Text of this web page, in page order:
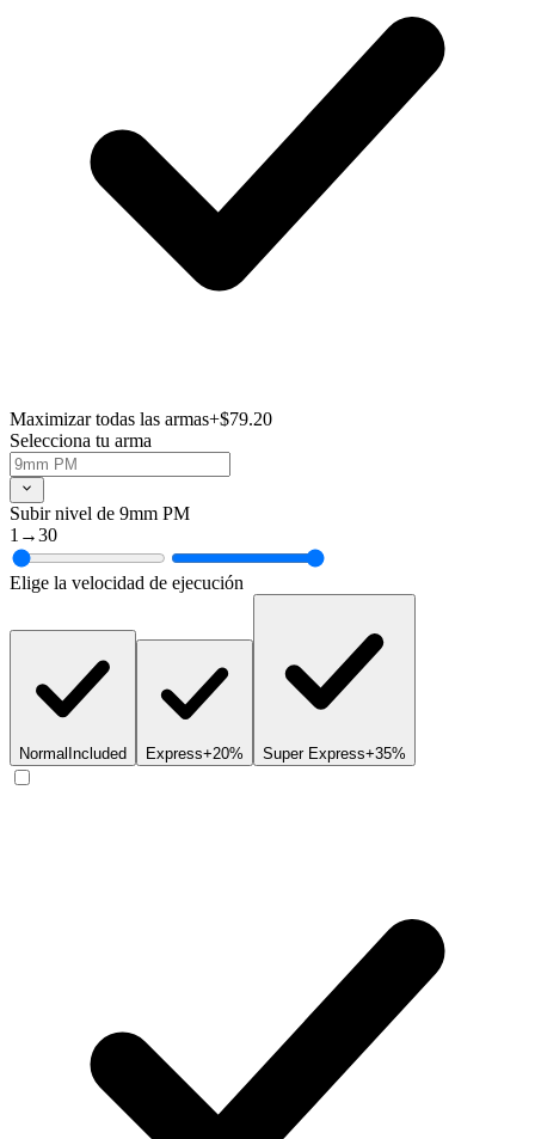
Maximizar todas las armas+$79.20
Selecciona tu arma
Subir nivel de 9mm PM
1 →30
Elige la velocidad de ejecución
Normal Included Express+20% Super Express+35%